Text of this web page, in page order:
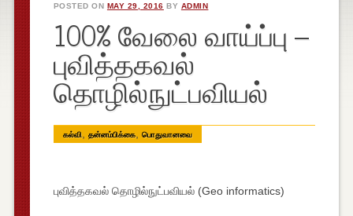
POSTED ON MAY 29, 2016 BY ADMIN
100% வேலை வாய்ப்பு –
புவித்தகவல்
தொழில்நுட்பவியல்
கல்வி, தன்னம்பிக்கை, பொதுவானவை
புவித்தகவல் தொழில்நுட்பவியல் (Geo informatics)